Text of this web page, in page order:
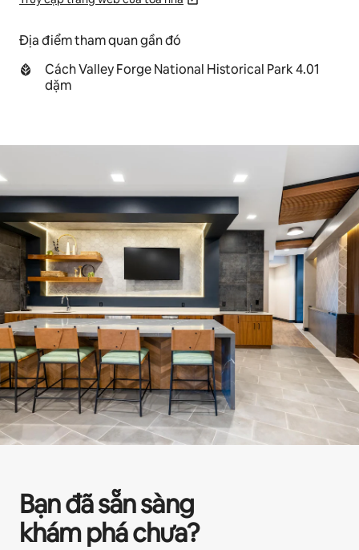
Địa điểm tham quan gần đó
Cách Valley Forge National Historical Park 4.01
dặm
Bạn đã sẵn sàng
khám phá chưa?